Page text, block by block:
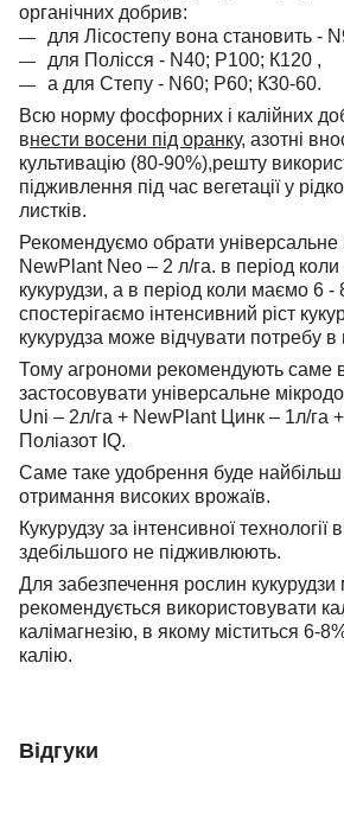
органічних добрив:
для Лісостепу вона становить -
для Полісся - N40; Р100; К120 ,
а для Степу - N60; Р60; К30-60.
Всю норму фосфорних і калійних
внести восени під оранку, азотні
культивацію (80-90%),решту
підживлення під час вегетації у
листків.
Рекомендуємо обрати універсальне
NewPlant Neo – 2 л/га. в період
кукурудзи, а в період коли маємо 6 -
спостерігаємо інтенсивний ріст
кукурудза може відчувати потребу в
Тому агрономи рекомендують саме
застосовувати універсальне
Uni – 2л/га + NewPlant Цинк – 1л/га
Поліазот IQ.
Саме таке удобрення буде
отримання високих врожаїв.
Кукурудзу за інтенсивної
здебільшого не підживлюють.
Для забезпечення рослин кукурудзи
рекомендується використовувати
калімагнезію, в якому міститься 6-
калію.
Відгуки